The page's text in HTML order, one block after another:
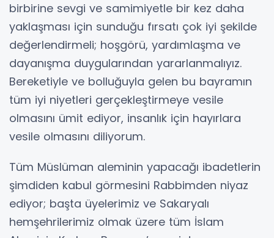
birbirine sevgi ve samimiyetle bir kez daha
yaklaşması için sunduğu fırsatı çok iyi şekilde
değerlendirmeli; hoşgörü, yardımlaşma ve
dayanışma duygularından yararlanmalıyız.
Bereketiyle ve bolluğuyla gelen bu bayramın
tüm iyi niyetleri gerçekleştirmeye vesile
olmasını ümit ediyor, insanlık için hayırlara
vesile olmasını diliyorum.
Tüm Müslüman aleminin yapacağı ibadetlerin
şimdiden kabul görmesini Rabbimden niyaz
ediyor; başta üyelerimiz ve Sakaryalı
hemşehrilerimiz olmak üzere tüm İslam